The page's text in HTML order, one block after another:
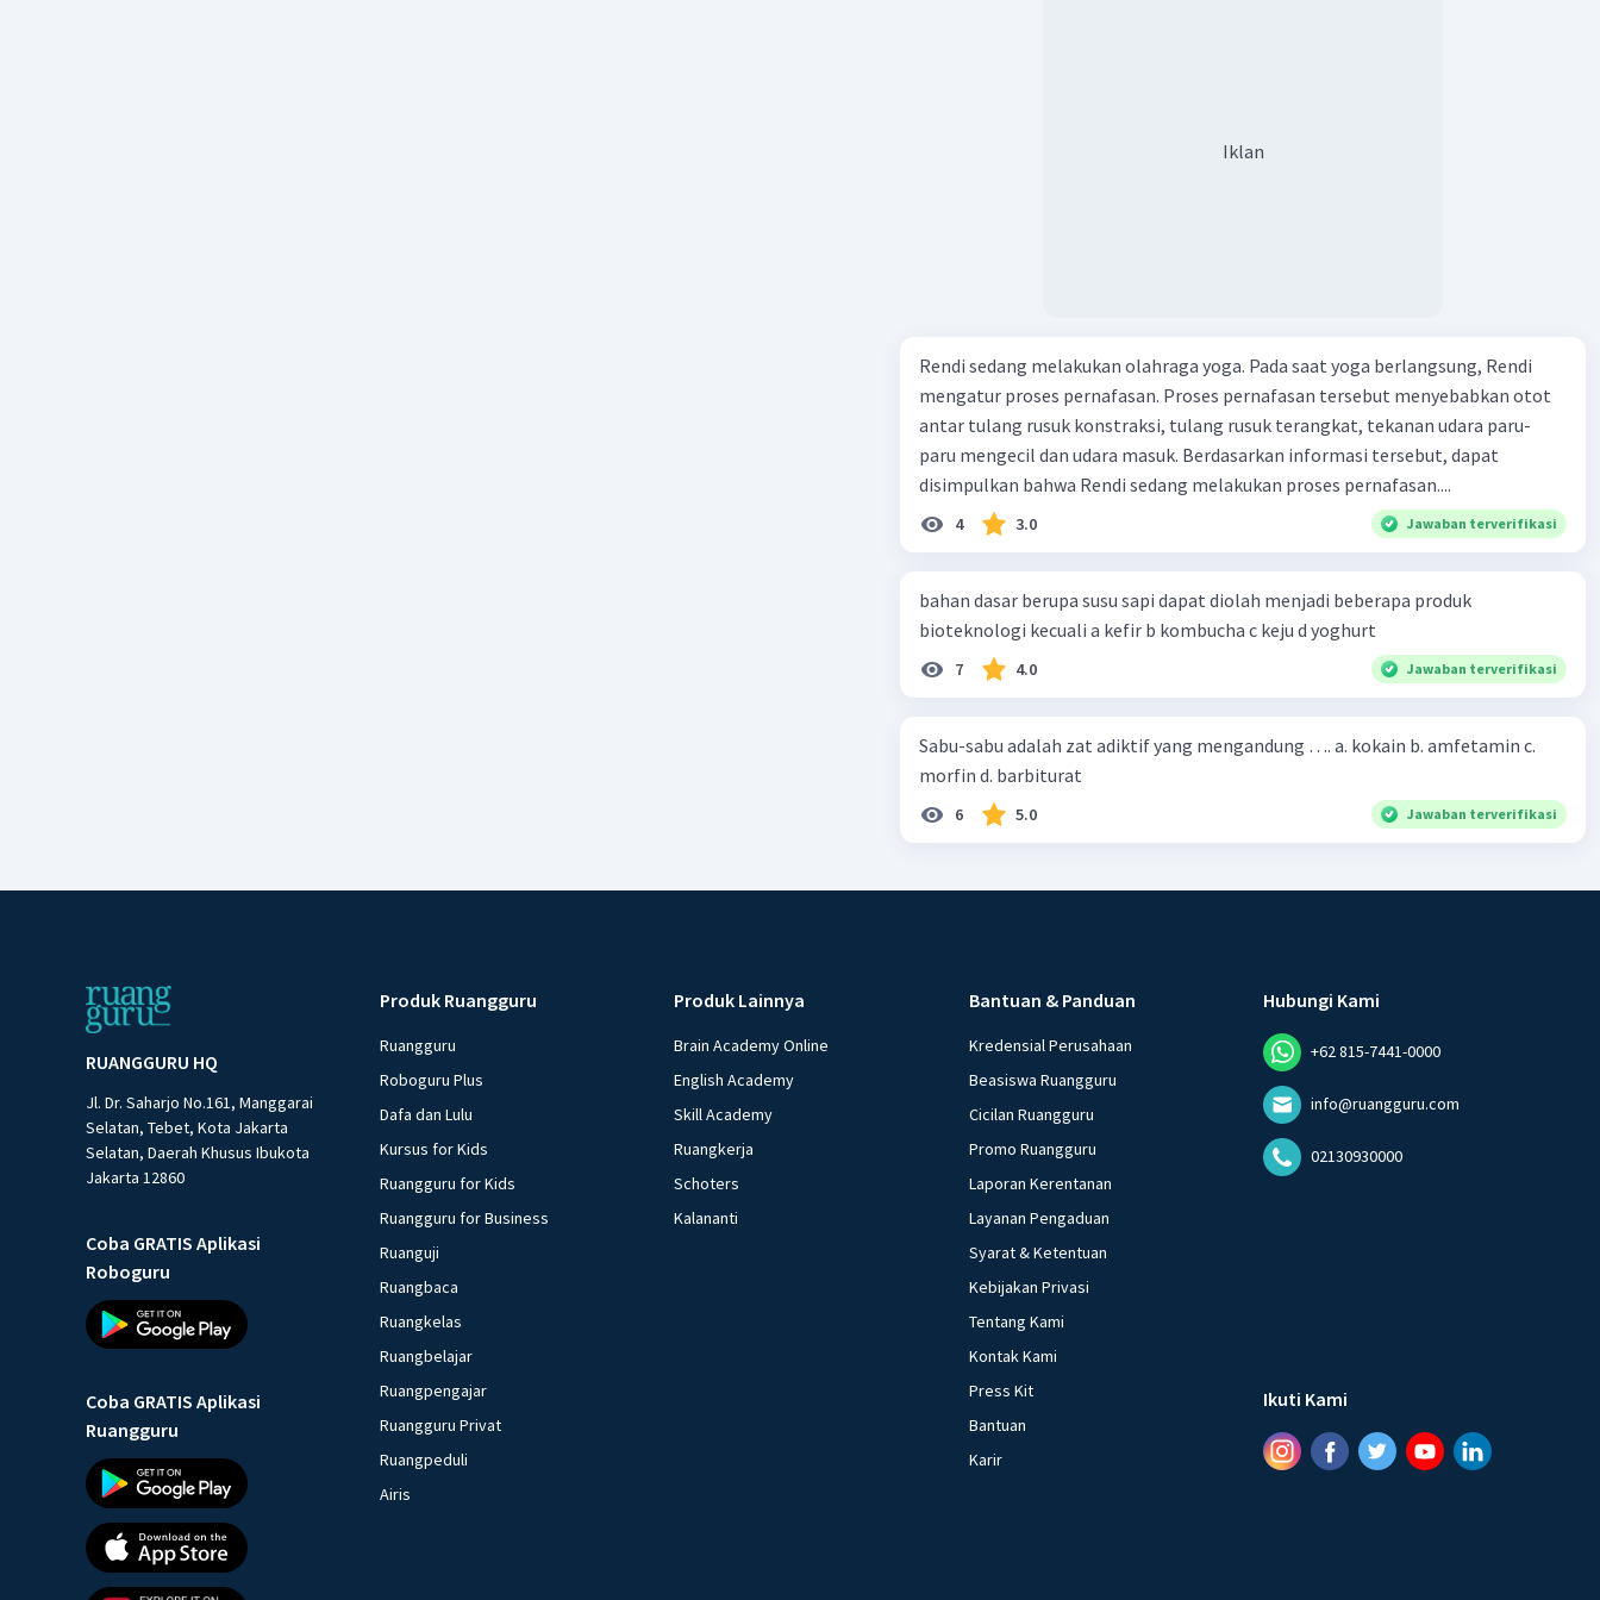
Iklan
Rendi sedang melakukan olahraga yoga. Pada saat yoga berlangsung, Rendi
mengatur proses pernafasan. Proses pernafasan tersebut menyebabkan otot
antar tulang rusuk konstraksi, tulang rusuk terangkat, tekanan udara paru-
paru mengecil dan udara masuk. Berdasarkan informasi tersebut, dapat
disimpulkan bahwa Rendi sedang melakukan proses pernafasan....
4 3.0 Jawaban terverifikasi
bahan dasar berupa susu sapi dapat diolah menjadi beberapa produk
bioteknologi kecuali a kefir b kombucha c keju d yoghurt
7 4.0 Jawaban terverifikasi
Sabu-sabu adalah zat adiktif yang mengandung …. a. kokain b. amfetamin c.
morfin d. barbiturat
6 5.0 Jawaban terverifikasi
RUANGGURU HQ
Jl. Dr. Saharjo No.161, Manggarai
Selatan, Tebet, Kota Jakarta
Selatan, Daerah Khusus Ibukota
Jakarta 12860
Coba GRATIS Aplikasi
Roboguru
Coba GRATIS Aplikasi
Ruangguru
Produk Ruangguru
Ruangguru
Roboguru Plus
Dafa dan Lulu
Kursus for Kids
Ruangguru for Kids
Ruangguru for Business
Ruanguji
Ruangbaca
Ruangkelas
Ruangbelajar
Ruangpengajar
Ruangguru Privat
Ruangpeduli
Airis
Produk Lainnya
Brain Academy Online
English Academy
Skill Academy
Ruangkerja
Schoters
Kalananti
Bantuan & Panduan
Kredensial Perusahaan
Beasiswa Ruangguru
Cicilan Ruangguru
Promo Ruangguru
Laporan Kerentanan
Layanan Pengaduan
Syarat & Ketentuan
Kebijakan Privasi
Tentang Kami
Kontak Kami
Press Kit
Bantuan
Karir
Hubungi Kami
+62 815-7441-0000
info@ruangguru.com
02130930000
Ikuti Kami